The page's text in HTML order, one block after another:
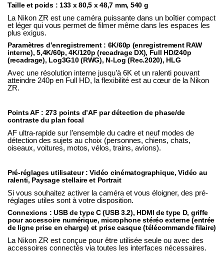
Taille et poids : 133 x 80,5 x 48,7 mm, 540 g
La Nikon ZR est une caméra puissante dans un boîtier compact
et léger qui vous permet de filmer même dans les espaces les
plus exigus.
Paramètres d’enregistrement : 6K/60p (enregistrement RAW
interne), 5,4K/60p, 4K/120p (recadrage DX), Full HD/240p
(recadrage), Log3G10 (RWG), N-Log (Rec.2020), HLG
Avec une résolution interne jusqu’à 6K et un ralenti pouvant
atteindre 240p en Full HD, la flexibilité est au cœur de la Nikon
ZR.
Points AF : 273 points d’AF par détection de phase/de
contraste du plan focal
AF ultra-rapide sur l’ensemble du cadre et neuf modes de
détection des sujets au choix (personnes, chiens, chats,
oiseaux, voitures, motos, vélos, trains, avions).
Pré-réglages utilisateur : Vidéo cinématographique, Vidéo au
ralenti, Paysage stellaire et Portrait
Si vous souhaitez activer la caméra et vous éloigner, des pré-
réglages utiles sont à votre disposition.
Connexions : USB de type C (USB 3.2), HDMI de type D, griffe
pour accessoire numérique, microphone stéréo externe (entrée
de ligne prise en charge) et prise casque (télécommande filaire)
La Nikon ZR est conçue pour être utilisée seule ou avec des
accessoires connectés via toutes les interfaces nécessaires.